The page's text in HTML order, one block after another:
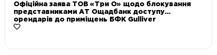
Офіційна заява ТОВ «Три О» щодо блокування
представниками АТ Ощадбанк доступу
орендарів до приміщень БФК Gulliver